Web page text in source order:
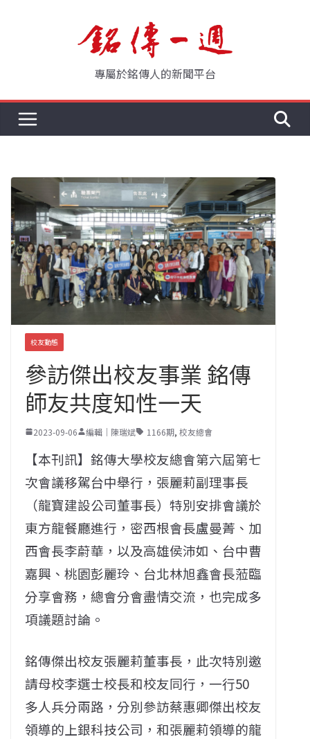
專屬於銘傳人的新聞平台
校友動態
參訪傑出校友事業 銘傳
師友共度知性一天
2023-09-06 編輯｜陳瑞斌 1166期, 校友總會
【本刊訊】銘傳大學校友總會第六屆第七
次會議移駕台中舉行，張麗莉副理事長
（龍寶建設公司董事長）特別安排會議於
東方龍餐廳進行，密西根會長盧曼菁、加
西會長李蔚華，以及高雄侯沛如、台中曹
嘉興、桃園彭麗玲、台北林旭鑫會長蒞臨
分享會務，總會分會盡情交流，也完成多
項議題討論。
銘傳傑出校友張麗莉董事長，此次特別邀
請母校李選士校長和校友同行，一行50
多人兵分兩路，分別參訪蔡惠卿傑出校友
領導的上銀科技公司，和張麗莉領導的龍